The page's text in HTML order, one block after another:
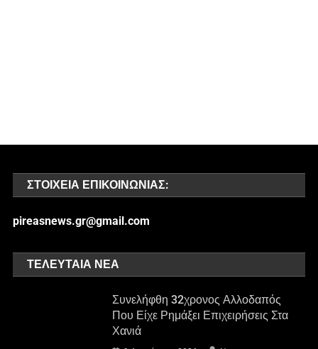
ΣΤΟΙΧΕΊΑ ΕΠΙΚΟΙΝΩΝΊΑΣ:
pireasnews.gr@gmail.com
ΤΕΛΕΥΤΑΊΑ ΝΈΑ
Συνελήφθη 32χρονος Αλλοδαπός
Που Είχε Ρημάξει Επιχειρήσεις Στα
Χανιά